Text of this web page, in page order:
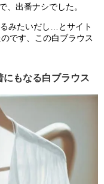
、出番ナシでした。
みたいだし…とサイト
です、この白ブラウス
にもなる白ブラウス